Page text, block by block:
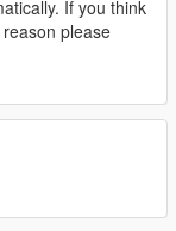
If you think
please